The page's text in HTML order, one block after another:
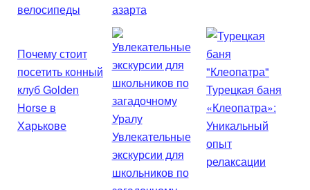
велосипеды
азарта
Почему стоит
посетить конный
клуб Golden
Horse в
Харькове
Увлекательные
экскурсии для
школьников по
Турецкая баня
«Клеопатра»:
Уникальный
опыт
релаксации